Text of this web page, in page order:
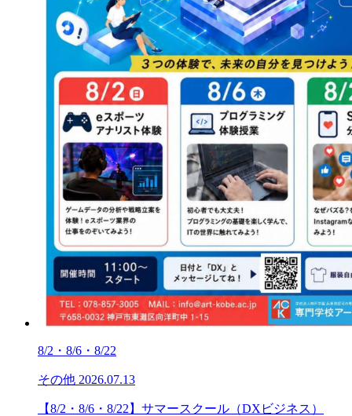
8/2・8/6・8/22
その他 2026.07.13
【8/2・8/6・8/22】サマースクール（DXビジネス）